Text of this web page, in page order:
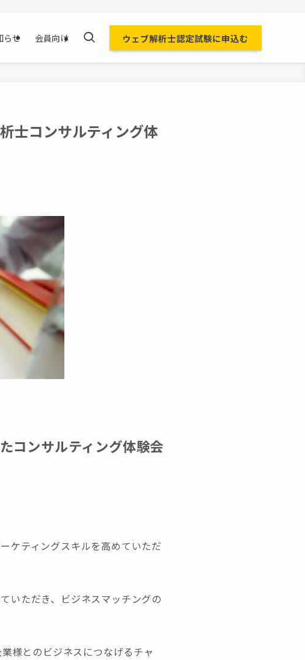
らせ 会員向け ウェブ解析士認定試験に申込む
士コンサルティング体
コンサルティング体験会
ケティングスキルを高めていただ
いただき、ビジネスマッチングの
様とのビジネスにつなげるチャ